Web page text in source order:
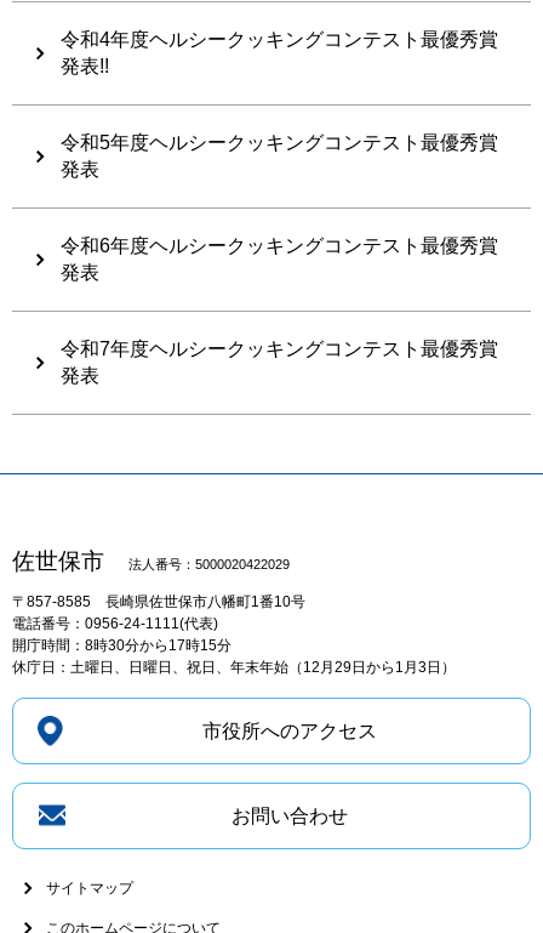
令和4年度ヘルシークッキングコンテスト最優秀賞
発表!!
令和5年度ヘルシークッキングコンテスト最優秀賞
発表
令和6年度ヘルシークッキングコンテスト最優秀賞
発表
令和7年度ヘルシークッキングコンテスト最優秀賞
発表
佐世保市 法人番号：5000020422029
〒857-8585 長崎県佐世保市八幡町1番10号
電話番号：0956-24-1111(代表)
開庁時間：8時30分から17時15分
休庁日：土曜日、日曜日、祝日、年末年始（12月29日から1月3日）
市役所へのアクセス
お問い合わせ
サイトマップ
このホームページについて